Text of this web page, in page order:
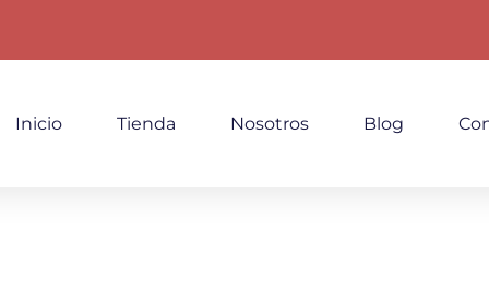
Inicio Tienda Nosotros Blog